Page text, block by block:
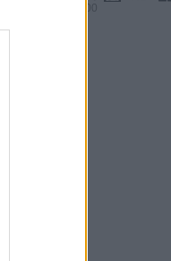
VPS 00:00